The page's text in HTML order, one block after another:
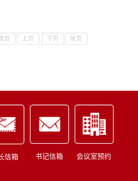
页 上页 下页 尾页
信箱 书记信箱 会议室预约